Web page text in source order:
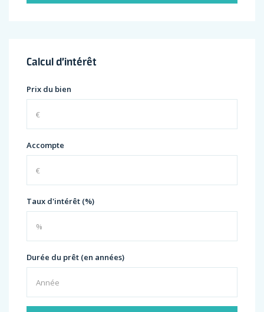
Calcul d’intérêt
Prix du bien
Accompte
Taux d'intérêt (%)
Durée du prêt (en années)